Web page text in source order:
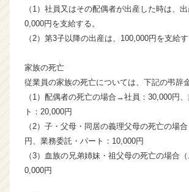
ト
ア
ア
（C
e
e
（1）社員又はその配偶者が出産した時は、
0,000円を支給する。
（2）第3子以降の出産は、100,000円を支給す
家族の死亡
従業員の家族の死亡については、下記の弔辞
（1）配偶者の死亡の場合→社員：30,000円
ト：20,000円
（2）子・父母・同居の義理父母の死亡の場
円、業務委託・パート：10,000円
（3）血族の兄弟姉妹・祖父母の死亡の場合
0,000円